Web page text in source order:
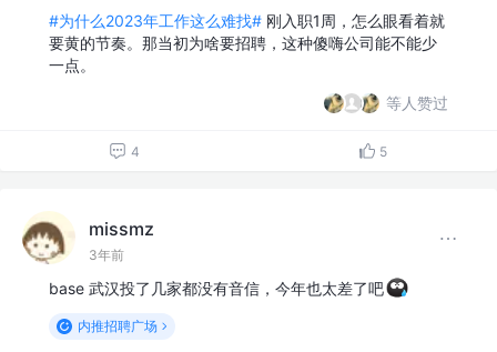
#为什么2023年工作这么难找# 刚入职1周，怎么眼看着就
要黄的节奏。那当初为啥要招聘，这种傻嗨公司能不能少
一点。
等人赞过
4 5
missmz
3年前
base 武汉投了几家都没有音信，今年也太差了吧
内推招聘广场